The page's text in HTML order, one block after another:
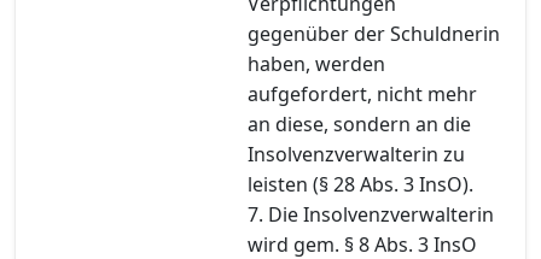
gegenüber der Schuldnerin
haben, werden
aufgefordert, nicht mehr
an diese, sondern an die
Insolvenzverwalterin zu
leisten (§ 28 Abs. 3 InsO).
7. Die Insolvenzverwalterin
wird gem. § 8 Abs. 3 InsO